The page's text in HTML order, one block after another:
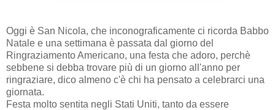
Oggi è San Nicola, che inconograficamente ci ricorda Babbo
Natale e una settimana è passata dal giorno del
Ringraziamento Americano, una festa che adoro, perchè
sebbene si debba trovare più di un giorno all'anno per
ringraziare, dico almeno c'è chi ha pensato a celebrarci una
giornata.
Festa molto sentita negli Stati Uniti, tanto da essere